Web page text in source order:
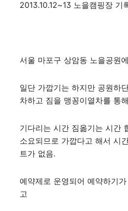
2013.10.12~13 노을캠핑장 기
서울 마포구 상암동 노을공원
일단 가깝기는 하지만 공원하
차하고 짐을 맹꽁이열차를 통
기다리는 시간 짐옮기는 시간
소요되므로 가깝다고 해서 시
트가 없음.
예약제로 운영되어 예약하기
고